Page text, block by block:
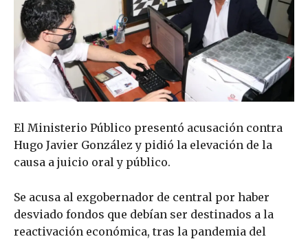
El Ministerio Público presentó acusación contra
Hugo Javier González y pidió la elevación de la
causa a juicio oral y público.
Se acusa al exgobernador de central por haber
desviado fondos que debían ser destinados a la
reactivación económica, tras la pandemia del